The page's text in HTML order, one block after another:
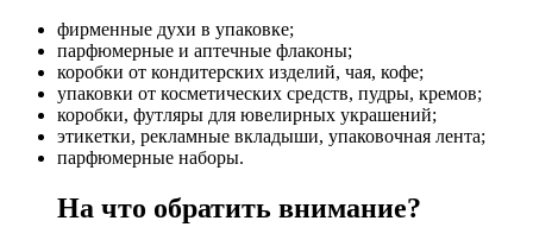
фирменные духи в упаковке;
парфюмерные и аптечные флаконы;
коробки от кондитерских изделий, чая, кофе;
упаковки от косметических средств, пудры, кремов;
коробки, футляры для ювелирных украшений;
этикетки, рекламные вкладыши, упаковочная лента;
парфюмерные наборы.
На что обратить внимание?